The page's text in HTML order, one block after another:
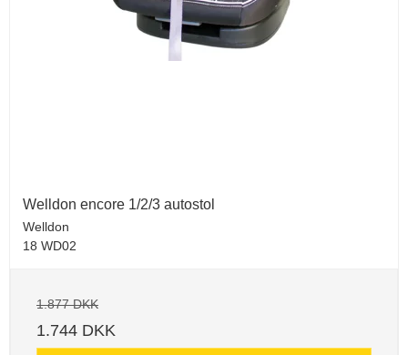
Welldon encore 1/2/3 autostol
Welldon
18 WD02
1.877 DKK
1.744 DKK